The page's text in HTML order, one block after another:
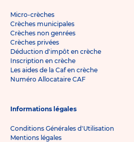
Micro-crèches
Crèches municipales
Crèches non genrées
Crèches privées
Déduction d'impôt en crèche
Inscription en crèche
Les aides de la Caf en crèche
Numéro Allocataire CAF
Informations légales
Conditions Générales d'Utilisation
Mentions légales